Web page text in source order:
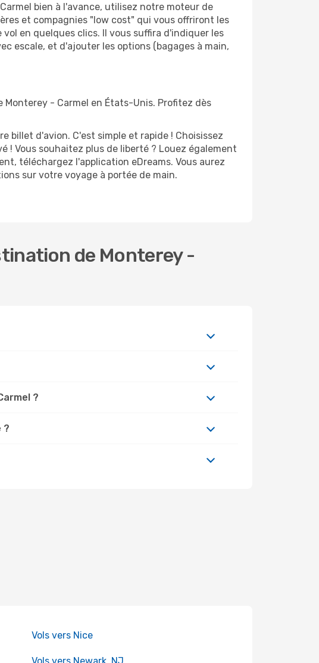
bien à l'avance, utilisez notre moteur de
et compagnies "low cost" qui vous offriront les
en quelques clics. Il vous suffira d'indiquer les
escale, et d'ajouter les options (bagages à main,
- Carmel en États-Unis. Profitez dès
billet d'avion. C'est simple et rapide ! Choisissez
Vous souhaitez plus de liberté ? Louez également
téléchargez l'application eDreams. Vous aurez
sur votre voyage à portée de main.
de Monterey -
?
?
Vols vers Nice